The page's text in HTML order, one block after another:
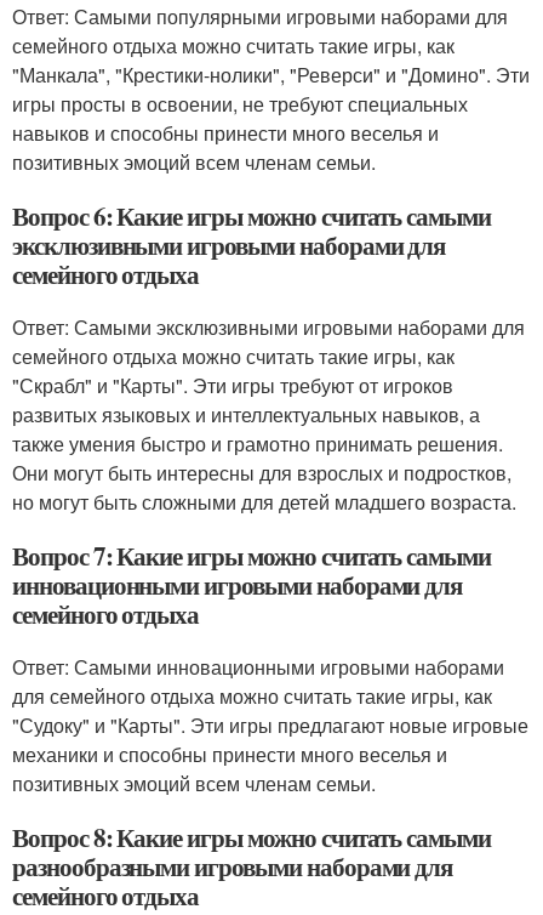
Ответ: Самыми популярными игровыми наборами для
семейного отдыха можно считать такие игры, как
"Манкала", "Крестики-нолики", "Реверси" и "Домино". Эти
игры просты в освоении, не требуют специальных
навыков и способны принести много веселья и
позитивных эмоций всем членам семьи.
Вопрос 6: Какие игры можно считать самыми
эксклюзивными игровыми наборами для
семейного отдыха
Ответ: Самыми эксклюзивными игровыми наборами для
семейного отдыха можно считать такие игры, как
"Скрабл" и "Карты". Эти игры требуют от игроков
развитых языковых и интеллектуальных навыков, а
также умения быстро и грамотно принимать решения.
Они могут быть интересны для взрослых и подростков,
но могут быть сложными для детей младшего возраста.
Вопрос 7: Какие игры можно считать самыми
инновационными игровыми наборами для
семейного отдыха
Ответ: Самыми инновационными игровыми наборами
для семейного отдыха можно считать такие игры, как
"Судоку" и "Карты". Эти игры предлагают новые игровые
механики и способны принести много веселья и
позитивных эмоций всем членам семьи.
Вопрос 8: Какие игры можно считать самыми
разнообразными игровыми наборами для
семейного отдыха